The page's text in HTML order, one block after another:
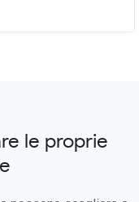
le proprie